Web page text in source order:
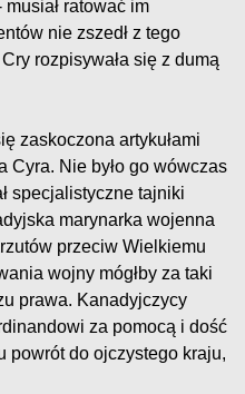
musiał ratować im
nie zszedł z tego
rozpisywała się z dumą
zaskoczona artykułami
Cyra. Nie było go wówczas
specjalistyczne tajniki
marynarka wojenna
przeciw Wielkiemu
wojny mógłby za taki
prawa. Kanadyjczycy
za pomocą i dość
powrót do ojczystego kraju,